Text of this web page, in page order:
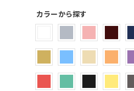
カラーから探す